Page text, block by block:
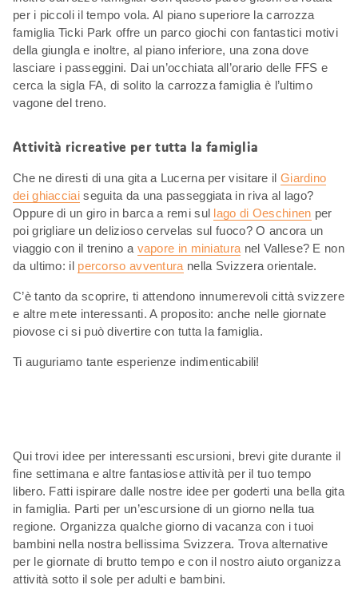
per i piccoli il tempo vola. Al piano superiore la carrozza
famiglia Ticki Park offre un parco giochi con fantastici motivi
della giungla e inoltre, al piano inferiore, una zona dove
lasciare i passeggini. Dai un’occhiata all’orario delle FFS e
cerca la sigla FA, di solito la carrozza famiglia è l’ultimo
vagone del treno.
Attività ricreative per tutta la famiglia
Che ne diresti di una gita a Lucerna per visitare il Giardino
dei ghiacciaiseguita da una passeggiata in riva al lago?
Oppure di un giro in barca a remi sul lago di Oeschinen per
poi grigliare un delizioso cervelas sul fuoco? O ancora un
viaggio con il trenino a vapore in miniatura nel Vallese? E non
da ultimo: il percorso avventura nella Svizzera orientale.
C’è tanto da scoprire, ti attendono innumerevoli città svizzere
e altre mete interessanti. A proposito: anche nelle giornate
piovose ci si può divertire con tutta la famiglia.
Ti auguriamo tante esperienze indimenticabili!
Qui trovi idee per interessanti escursioni, brevi gite durante il
fine settimana e altre fantasiose attività per il tuo tempo
libero. Fatti ispirare dalle nostre idee per goderti una bella gita
in famiglia. Parti per un’escursione di un giorno nella tua
regione. Organizza qualche giorno di vacanza con i tuoi
bambini nella nostra bellissima Svizzera. Trova alternative
per le giornate di brutto tempo e con il nostro aiuto organizza
attività sotto il sole per adulti e bambini.